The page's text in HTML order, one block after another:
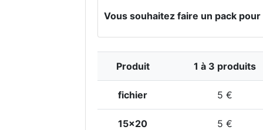
Vous souhaitez faire un pack
Produit 1 à 3 produits
fichier 5 €
15x20 5 €